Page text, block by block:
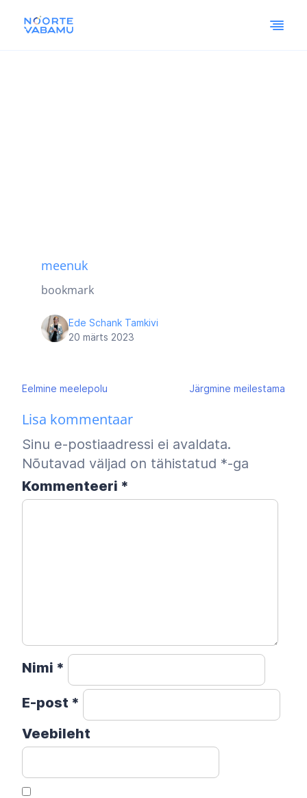
meenuk
bookmark
Ede Schank Tamkivi
20 märts 2023
Navigeerimine
Eelmine meelepolu Järgmine meilestama
Lisa kommentaar
Sinu e-postiaadressi ei avaldata.
Nõutavad väljad on tähistatud *-ga
Kommenteeri *
Nimi *
E-post *
Veebileht